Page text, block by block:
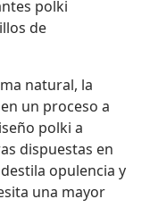
polki
de
natural, la
un proceso a
polki a
dispuestas en
opulencia y
una mayor